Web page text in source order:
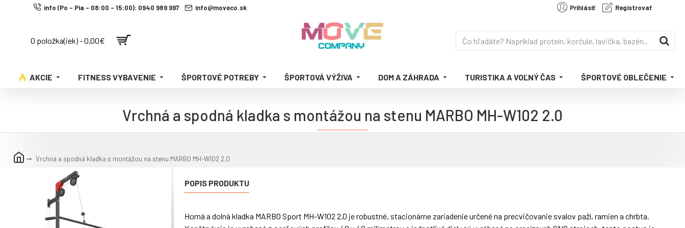
info (Po - Pia - 08:00 - 15:00): 0940 989 997 info@moveco.sk Prihlásiť Registrovať
0 položka(iek) - 0,00€
AKCIE FITNESS VYBAVENIE ŠPORTOVÉ POTREBY ŠPORTOVÁ VÝŽIVA DOM A ZÁHRADA TURISTIKA A VOĽNÝ ČAS ŠPORTOVÉ OBLEČENIE
Vrchná a spodná kladka s montážou na stenu MARBO MH-W102 2.0
Vrchná a spodná kladka s montážou na stenu MARBO MH-W102 2.0
POPIS PRODUKTU
Horná a dolná kladka MARBO Sport MH-W102 2.0 je robustné, stacionárne zariadenie určené na precvičovanie svalov paží, ramien a chrbta.